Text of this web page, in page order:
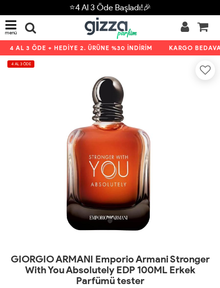
⭐4 Al 3 Öde Başladı!🎉
menü
4 AL 3 ÖDE + HEDİYE 2. ÜRÜNE %30 İNDİRİM KARGO
4 AL 3 ÖDE
GIORGIO ARMANI Emporio Armani Stronger
With You Absolutely EDP 100ML Erkek
Parfümü tester